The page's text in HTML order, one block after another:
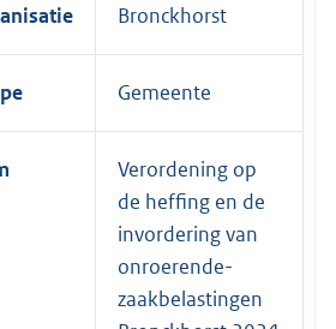
Bronckhorst
Gemeente
Verordening op
de heffing en de
invordering van
onroerende-
zaakbelastingen